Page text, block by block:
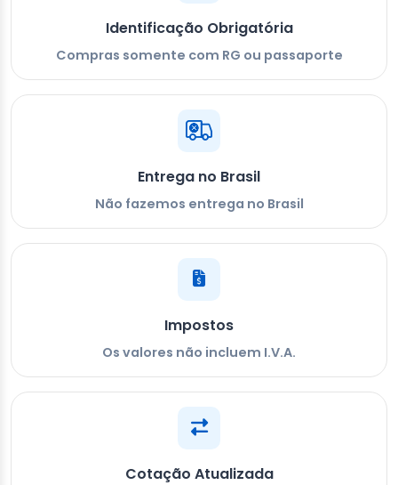
Identificação Obrigatória
Compras somente com RG ou passaporte
Entrega no Brasil
Não fazemos entrega no Brasil
Impostos
Os valores não incluem I.V.A.
Cotação Atualizada